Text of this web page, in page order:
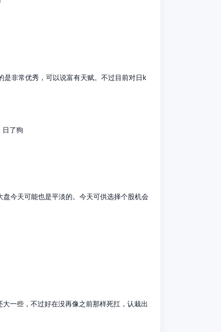
非常优秀，可以说富有天赋。不过目前对日k
日了狗
今天可能也是平淡的。今天可供选择个股机会
一些，不过好在没再像之前那样死扛，认栽出